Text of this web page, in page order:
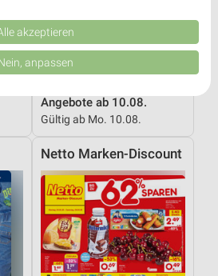
Angebote ab 10.08.
Gültig ab Mo. 10.08.
Netto Marken-Discount
verschiedenen Quellen. Entwicklung und
reduzierter Daten zur Auswahl
Union weitergegeben und in die
Anbieter)
auf Informationen
Daten zur Auswahl von
akzeptieren
anpassen